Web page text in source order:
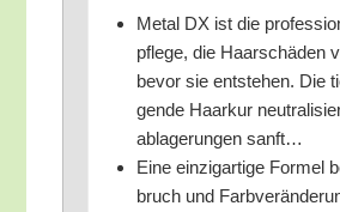
Metal DX ist die
pfle­ge, die Haar­schä­den
bevor sie ent­ste­hen. Die
gen­de Haar­kur
ab­la­ge­run­gen sanft…
Eine ein­zig­ar­ti­ge For­mel
bruch und